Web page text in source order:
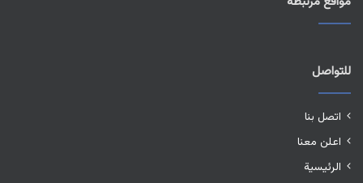
للتواصل
اتصل بنا
اعلن معنا
الرئيسية